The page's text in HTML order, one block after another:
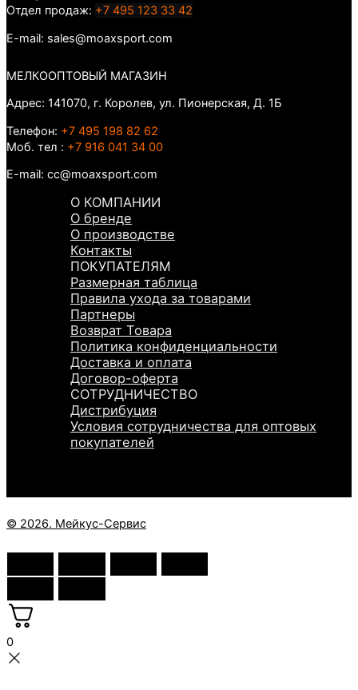
Отдел продаж: +7 495 123 33 42
E-mail: sales@moaxsport.com
МЕЛКООПТОВЫЙ МАГАЗИН
Адрес: 141070, г. Королев, ул. Пионерская, Д. 1Б
Телефон: +7 495 198 82 62
Моб. тел : +7 916 041 34 00
E-mail: cc@moaxsport.com
О КОМПАНИИ
О бренде
О производстве
Контакты
ПОКУПАТЕЛЯМ
Размерная таблица
Правила ухода за товарами
Партнеры
Возврат Товара
Политика конфиденциальности
Доставка и оплата
Договор-оферта
СОТРУДНИЧЕСТВО
Дистрибуция
Условия сотрудничества для оптовых
покупателей
© 2026. Мейкус-Сервис
0